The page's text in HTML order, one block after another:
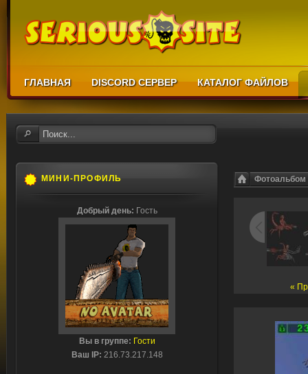
ГЛАВНАЯ DISCORD СЕРВЕР КАТАЛОГ ФАЙЛОВ
Фотоальбом
«
МИНИ-ПРОФИЛЬ
Добрый день: Гость
Вы в группе: Гости
Ваш IP: 216.73.217.148